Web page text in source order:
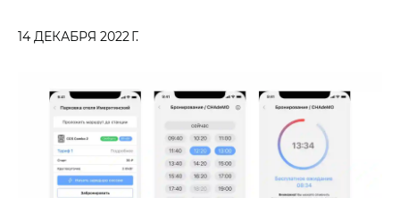
14 ДЕКАБРЯ 2022 Г.